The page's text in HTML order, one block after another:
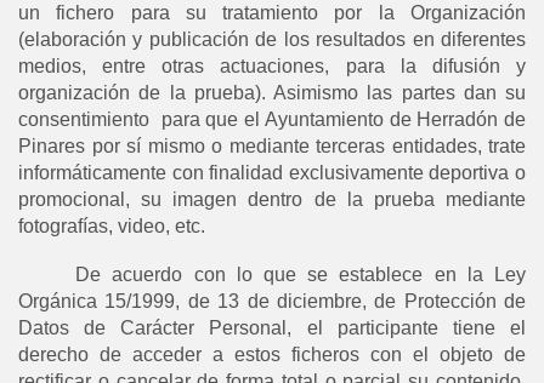
un fichero para su tratamiento por la Organización
(elaboración y publicación de los resultados en diferentes
medios, entre otras actuaciones, para la difusión y
organización de la prueba). Asimismo las partes dan su
consentimiento para que el Ayuntamiento de Herradón de
Pinares por sí mismo o mediante terceras entidades, trate
informáticamente con finalidad exclusivamente deportiva o
promocional, su imagen dentro de la prueba mediante
fotografías, video, etc.
De acuerdo con lo que se establece en la Ley
Orgánica 15/1999, de 13 de diciembre, de Protección de
Datos de Carácter Personal, el participante tiene el
derecho de acceder a estos ficheros con el objeto de